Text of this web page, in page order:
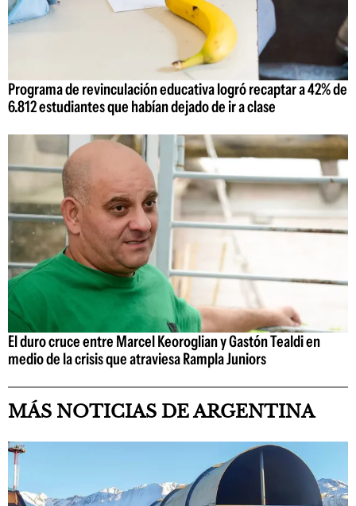
Programa de revinculación educativa logró recaptar a 42% de
6.812 estudiantes que habían dejado de ir a clase
El duro cruce entre Marcel Keoroglian y Gastón Tealdi en
medio de la crisis que atraviesa Rampla Juniors
MÁS NOTICIAS DE ARGENTINA